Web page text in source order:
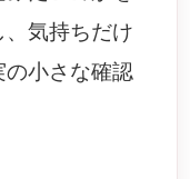
気持ちだけ
の小さな確認